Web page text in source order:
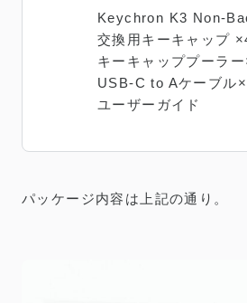
Keychron K3 Non-
交換用キーキャップ
キーキャッププーラー
USB-C to Aケーブル
ユーザーガイド
パッケージ内容は上記の通り。